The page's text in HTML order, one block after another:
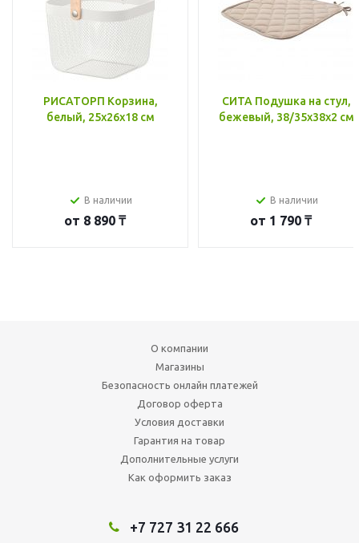
РИСАТОРП Корзина,
белый, 25x26x18 см
В наличии
от 8 890 ₸
СИТА Подушка на стул,
бежевый, 38/35x38x2 см
В наличии
от 1 790 ₸
О компании
Магазины
Безопасность онлайн платежей
Договор оферта
Условия доставки
Гарантия на товар
Дополнительные услуги
Как оформить заказ
+7 727 31 22 666